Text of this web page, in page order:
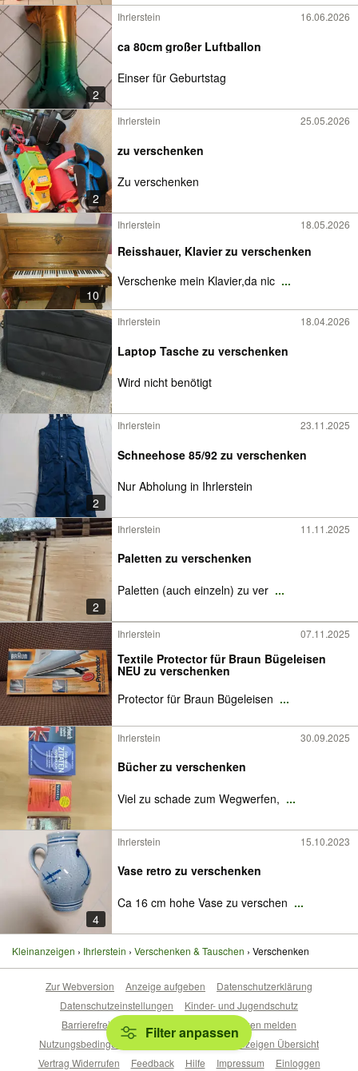
2
Ihrlerstein 16.06.2026
ca 80cm großer Luftballon
Einser für Geburtstag
2
Ihrlerstein 25.05.2026
zu verschenken
Zu verschenken
10
Ihrlerstein 18.05.2026
Reisshauer, Klavier zu verschenken
Verschenke mein Klavier,da nic ...
Ihrlerstein 18.04.2026
Laptop Tasche zu verschenken
Wird nicht benötigt
2
Ihrlerstein 23.11.2025
Schneehose 85/92 zu verschenken
Nur Abholung in Ihrlerstein
2
Ihrlerstein 11.11.2025
Paletten zu verschenken
Paletten (auch einzeln) zu ver ...
Ihrlerstein 07.11.2025
Textile Protector für Braun Bügeleisen
NEU zu verschenken
Protector für Braun Bügeleisen ...
Ihrlerstein 30.09.2025
Bücher zu verschenken
Viel zu schade zum Wegwerfen, ...
4
Ihrlerstein 15.10.2023
Vase retro zu verschenken
Ca 16 cm hohe Vase zu verschen ...
Kleinanzeigen Ihrlerstein Verschenken & Tauschen Verschenken
Filter anpassen
Zur Webversion Anzeige aufgeben
Datenschutzerklärung
Datenschutzeinstellungen
Kinder- und Jugendschutz
Barrierefreiheitserklärung
Sicherheitslücken melden
Nutzungsbedingungen
Beliebte Suchen
Anzeigen Übersicht
Vertrag Widerrufen
Feedback Hilfe Impressum Einloggen